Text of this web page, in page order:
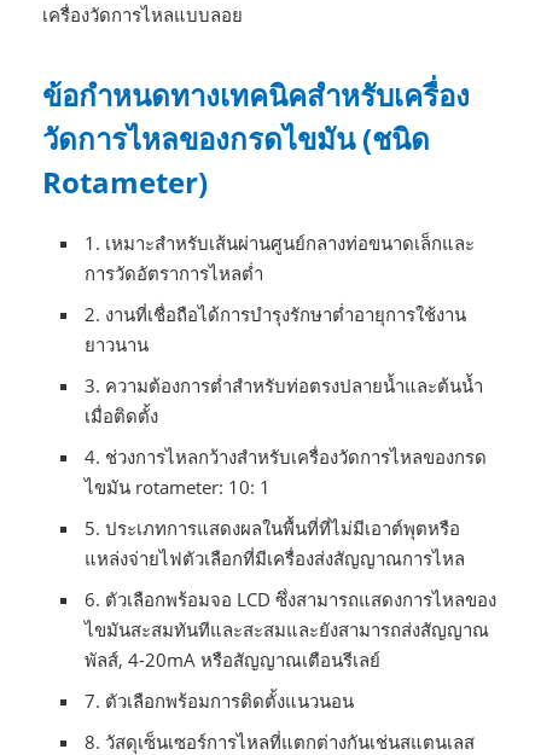
เครื่องวัดการไหลแบบลอย
ข้อกำหนดทางเทคนิคสำหรับเครื่อง
วัดการไหลของกรดไขมัน (ชนิด
Rotameter)
1. เหมาะสำหรับเส้นผ่านศูนย์กลางท่อขนาดเล็กและ
การวัดอัตราการไหลต่ำ
2. งานที่เชื่อถือได้การบำรุงรักษาต่ำอายุการใช้งาน
ยาวนาน
3. ความต้องการต่ำสำหรับท่อตรงปลายน้ำและต้นน้ำ
เมื่อติดตั้ง
4. ช่วงการไหลกว้างสำหรับเครื่องวัดการไหลของกรด
ไขมัน rotameter: 10: 1
5. ประเภทการแสดงผลในพื้นที่ที่ไม่มีเอาต์พุตหรือ
แหล่งจ่ายไฟตัวเลือกที่มีเครื่องส่งสัญญาณการไหล
6. ตัวเลือกพร้อมจอ LCD ซึ่งสามารถแสดงการไหลของ
ไขมันสะสมทันทีและสะสมและยังสามารถส่งสัญญาณ
พัลส์, 4-20mA หรือสัญญาณเตือนรีเลย์
7. ตัวเลือกพร้อมการติดตั้งแนวนอน
8. วัสดุเซ็นเซอร์การไหลที่แตกต่างกันเช่นสแตนเลส